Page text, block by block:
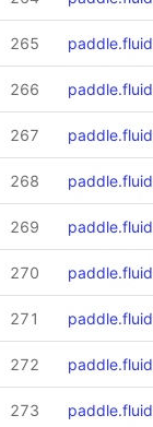
265
266
267
268
269
270
271
272
273